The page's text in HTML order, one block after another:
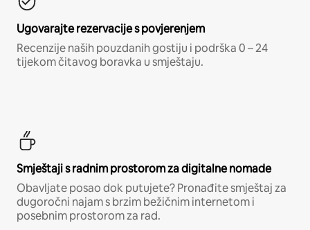
Ugovarajte rezervacije s povjerenjem
Recenzije naših pouzdanih gostiju i podrška 0 – 24
tijekom čitavog boravka u smještaju.
Smještaji s radnim prostorom za digitalne nomade
Obavljate posao dok putujete? Pronađite smještaj za
dugoročni najam s brzim bežičnim internetom i
posebnim prostorom za rad.